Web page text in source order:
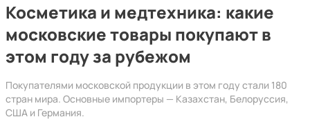
Косметика и медтехника: какие
московские товары покупают в
этом году за рубежом
Покупателями московской продукции в этом году стали 180
стран мира. Основные импортеры — Казахстан, Белоруссия,
США и Германия.